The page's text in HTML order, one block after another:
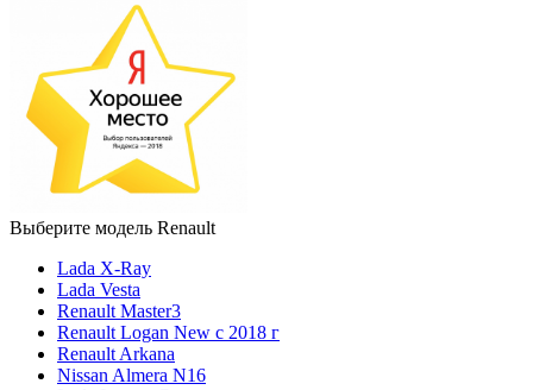
Выберите модель Renault
Lada X-Ray
Lada Vesta
Renault Master3
Renault Logan New с 2018 г
Renault Arkana
Nissan Almera N16